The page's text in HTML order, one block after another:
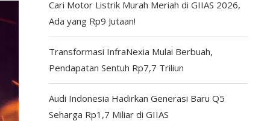
Cari Motor Listrik Murah Meriah di GIIAS 2026,
Ada yang Rp9 Jutaan!
Transformasi InfraNexia Mulai Berbuah,
Pendapatan Sentuh Rp7,7 Triliun
Audi Indonesia Hadirkan Generasi Baru Q5
Seharga Rp1,7 Miliar di GIIAS